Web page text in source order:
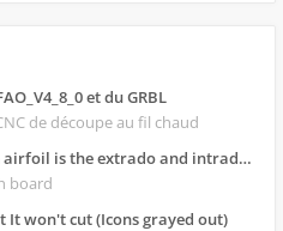
et du GRBL
de découpe au fil chaud
is the extrado and intrado?
board
It won't cut (Icons grayed out)